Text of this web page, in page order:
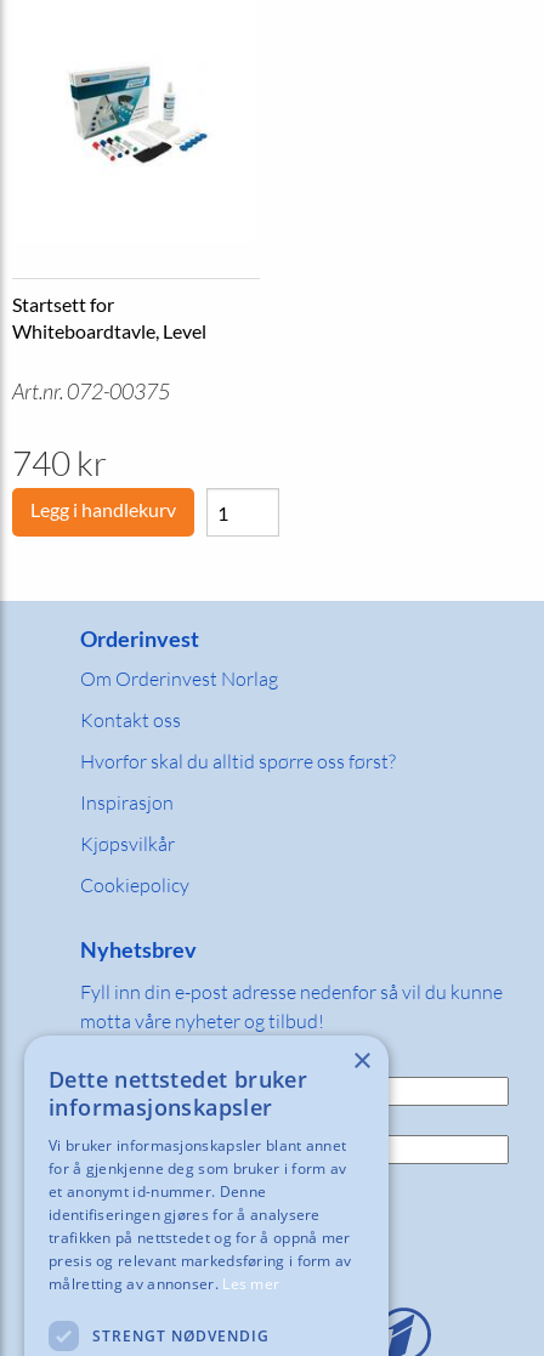
Startsett for
Whiteboardtavle, Level
Art.nr. 072-00375
740 kr
Legg i handlekurv
Orderinvest
Om Orderinvest Norlag
Kontakt oss
Hvorfor skal du alltid spørre oss først?
Inspirasjon
Kjøpsvilkår
Cookiepolicy
Nyhetsbrev
Fyll inn din e-post adresse nedenfor så vil du kunne
motta våre nyheter og tilbud!
Navn:
×
Dette nettstedet bruker
informasjonskapsler
Vi bruker informasjonskapsler blant annet
for å gjenkjenne deg som bruker i form av
et anonymt id-nummer. Denne
identifiseringen gjøres for å analysere
trafikken på nettstedet og for å oppnå mer
presis og relevant markedsføring i form av
målretting av annonser. Les mer
STRENGT NØDVENDIG